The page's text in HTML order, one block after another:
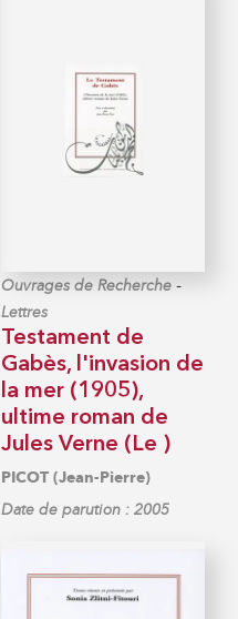
Ouvrages de Recherche -
Lettres
Testament de
Gabès, l'invasion de
la mer (1905),
ultime roman de
Jules Verne (Le )
PICOT (Jean-Pierre)
Date de parution : 2005